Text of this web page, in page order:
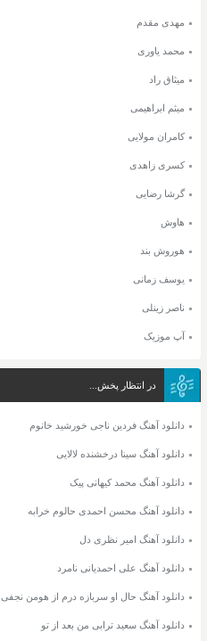
مهدی مقدم
محمد یاوری
میثاق راد
میثم ابراهیمی
کامران مولایی
کسری زاهدی
گرشا رضایی
هاوش
هوروش بند
یوسف زمانی
ناصر زینلی
آپ موزیک
در انتظار پخش...
دانلود آهنگ فردین ناجی خورشید خانوم
دانلود آهنگ سینا درخشنده لالایی
دانلود آهنگ محمد کیهانی پیک
دانلود آهنگ محسن احمدی حالوم خرابه
دانلود آهنگ امیر نظری دل
دانلود آهنگ علی احمدیانی نامرد
دانلود آهنگ حال او سربازه درم از هومن نجفی
دانلود آهنگ سعید ترابی من بعد از تو